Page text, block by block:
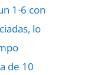
1-6 con
lo
de 10